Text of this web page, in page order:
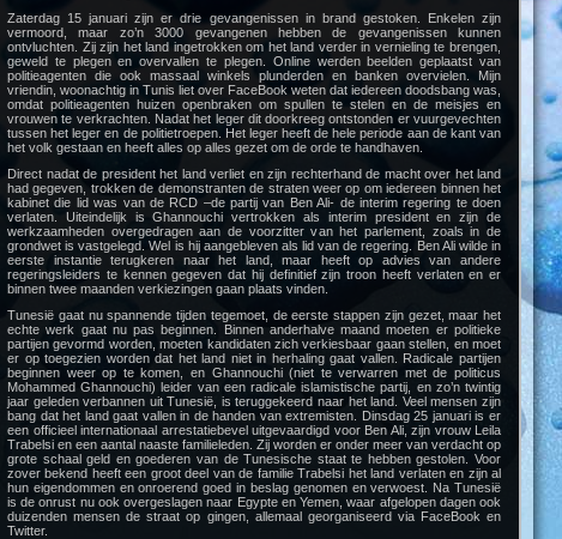
Zaterdag 15 januari zijn er drie gevangenissen in brand gestoken. Enkelen zijn
vermoord, maar zo’n 3000 gevangenen hebben de gevangenissen kunnen
ontvluchten. Zij zijn het land ingetrokken om het land verder in vernieling te brengen,
geweld te plegen en overvallen te plegen. Online werden beelden geplaatst van
politieagenten die ook massaal winkels plunderden en banken overvielen. Mijn
vriendin, woonachtig in Tunis liet over FaceBook weten dat iedereen doodsbang was,
omdat politieagenten huizen openbraken om spullen te stelen en de meisjes en
vrouwen te verkrachten. Nadat het leger dit doorkreeg ontstonden er vuurgevechten
tussen het leger en de politietroepen. Het leger heeft de hele periode aan de kant van
het volk gestaan en heeft alles op alles gezet om de orde te handhaven.
Direct nadat de president het land verliet en zijn rechterhand de macht over het land
had gegeven, trokken de demonstranten de straten weer op om iedereen binnen het
kabinet die lid was van de RCD –de partij van Ben Ali- de interim regering te doen
verlaten. Uiteindelijk is Ghannouchi vertrokken als interim president en zijn de
werkzaamheden overgedragen aan de voorzitter van het parlement, zoals in de
grondwet is vastgelegd. Wel is hij aangebleven als lid van de regering. Ben Ali wilde in
eerste instantie terugkeren naar het land, maar heeft op advies van andere
regeringsleiders te kennen gegeven dat hij definitief zijn troon heeft verlaten en er
binnen twee maanden verkiezingen gaan plaats vinden.
Tunesië gaat nu spannende tijden tegemoet, de eerste stappen zijn gezet, maar het
echte werk gaat nu pas beginnen. Binnen anderhalve maand moeten er politieke
partijen gevormd worden, moeten kandidaten zich verkiesbaar gaan stellen, en moet
er op toegezien worden dat het land niet in herhaling gaat vallen. Radicale partijen
beginnen weer op te komen, en Ghannouchi (niet te verwarren met de politicus
Mohammed Ghannouchi) leider van een radicale islamistische partij, en zo’n twintig
jaar geleden verbannen uit Tunesië, is teruggekeerd naar het land. Veel mensen zijn
bang dat het land gaat vallen in de handen van extremisten. Dinsdag 25 januari is er
een officieel internationaal arrestatiebevel uitgevaardigd voor Ben Ali, zijn vrouw Leila
Trabelsi en een aantal naaste familieleden. Zij worden er onder meer van verdacht op
grote schaal geld en goederen van de Tunesische staat te hebben gestolen. Voor
zover bekend heeft een groot deel van de familie Trabelsi het land verlaten en zijn al
hun eigendommen en onroerend goed in beslag genomen en verwoest. Na Tunesië
is de onrust nu ook overgeslagen naar Egypte en Yemen, waar afgelopen dagen ook
duizenden mensen de straat op gingen, allemaal georganiseerd via FaceBook en
Twitter.